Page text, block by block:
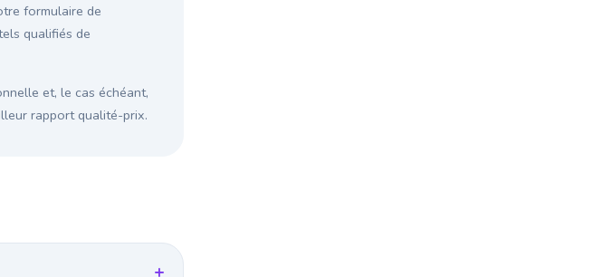
formulaire de
qualifiés de
et, le cas échéant,
rapport qualité-prix.